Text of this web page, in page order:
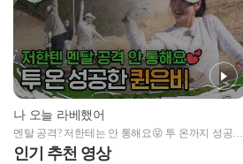
나 오늘 라베했어
멘탈 공격? 저한테는 안 통해요😝 투 온까지 성공해
버리는 퀸은비👑
인기 추천 영상